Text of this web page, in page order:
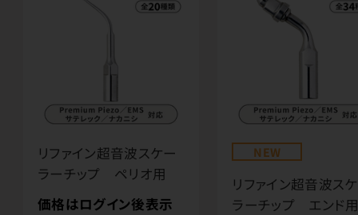
リファイン超音波スケー
ラーチップ ペリオ用
価格はログイン後表示
NEW
リファイン超音波ス
ラーチップ エンド